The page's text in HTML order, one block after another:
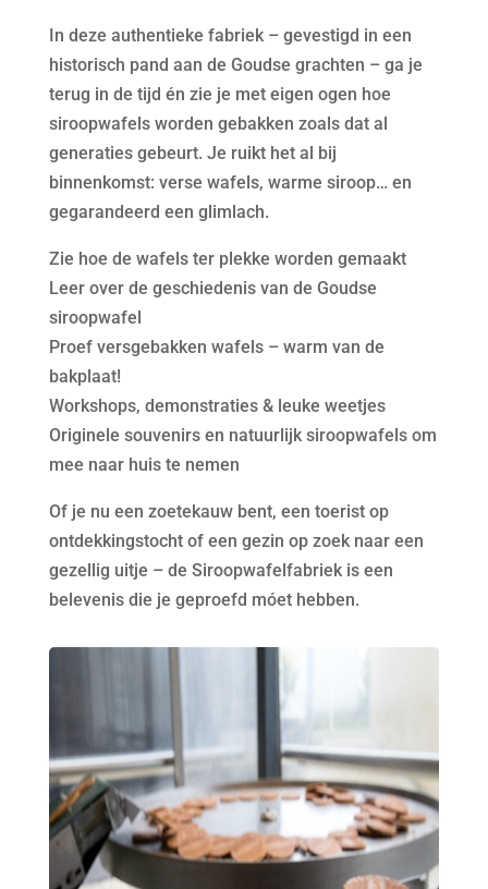
In deze authentieke fabriek – gevestigd in een
historisch pand aan de Goudse grachten – ga je
terug in de tijd én zie je met eigen ogen hoe
siroopwafels worden gebakken zoals dat al
generaties gebeurt. Je ruikt het al bij
binnenkomst: verse wafels, warme siroop… en
gegarandeerd een glimlach.
Zie hoe de wafels ter plekke worden gemaakt
Leer over de geschiedenis van de Goudse
siroopwafel
Proef versgebakken wafels – warm van de
bakplaat!
Workshops, demonstraties & leuke weetjes
Originele souvenirs en natuurlijk siroopwafels om
mee naar huis te nemen
Of je nu een zoetekauw bent, een toerist op
ontdekkingstocht of een gezin op zoek naar een
gezellig uitje – de Siroopwafelfabriek is een
belevenis die je geproefd móet hebben.